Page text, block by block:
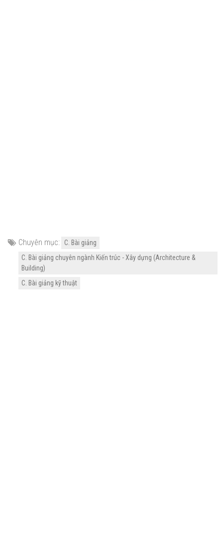
Chuyên mục:
C. Bài giảng
C. Bài giảng chuyên ngành Kiến trúc - Xây dựng (Architecture &
Building)
C. Bài giảng kỹ thuật